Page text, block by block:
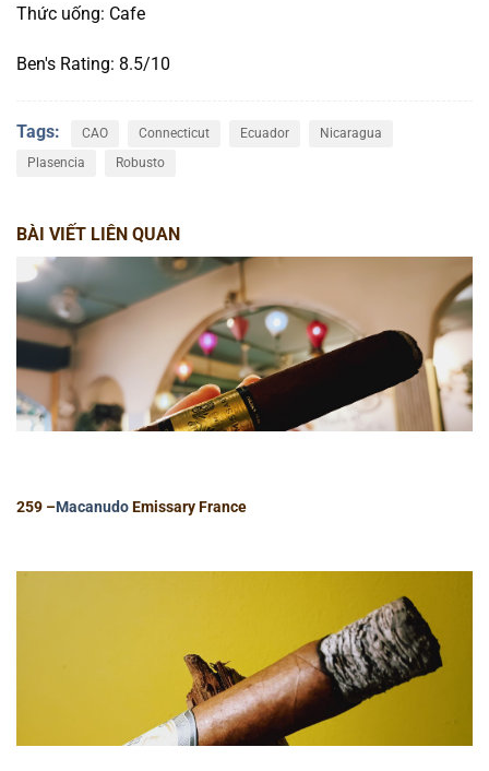
Thức uống: Cafe
Ben's Rating: 8.5/10
Tags: CAO Connecticut Ecuador
Nicaragua
Plasencia
Robusto
BÀI VIẾT LIÊN QUAN
259 –MacanudoEmissary France